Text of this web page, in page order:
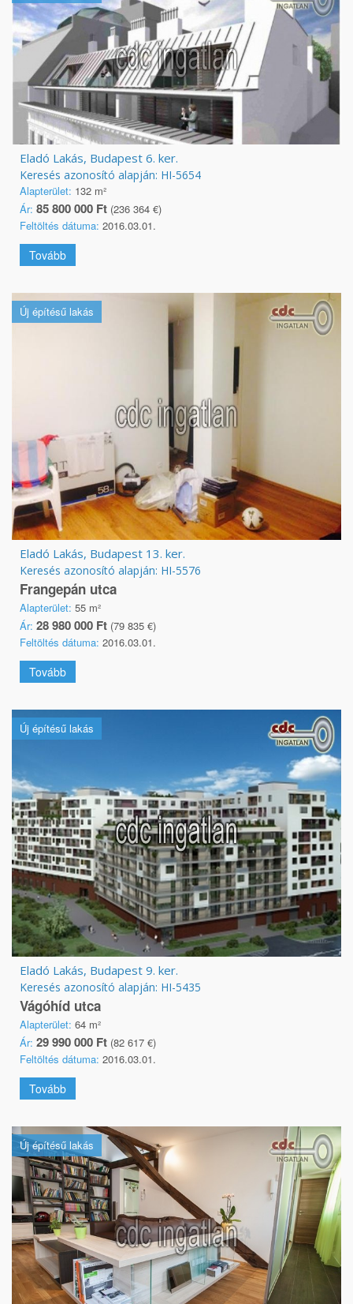
Eladó Lakás, Budapest 6. ker.
Keresés azonosító alapján: HI-5654
Alapterület: 132 m²
Ár: 85 800 000 Ft (236 364 €)
Feltöltés dátuma: 2016.03.01.
Tovább
Új építésű lakás
Eladó Lakás, Budapest 13. ker.
Keresés azonosító alapján: HI-5576
Frangepán utca
Alapterület: 55 m²
Ár: 28 980 000 Ft (79 835 €)
Feltöltés dátuma: 2016.03.01.
Tovább
Új építésű lakás
Eladó Lakás, Budapest 9. ker.
Keresés azonosító alapján: HI-5435
Vágóhíd utca
Alapterület: 64 m²
Ár: 29 990 000 Ft (82 617 €)
Feltöltés dátuma: 2016.03.01.
Tovább
Új építésű lakás